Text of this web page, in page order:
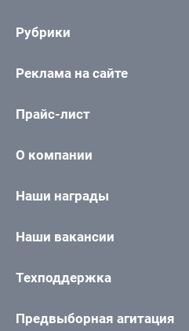
Рубрики
Реклама на сайте
Прайс-лист
О компании
Наши награды
Наши вакансии
Техподдержка
Предвыборная агитация